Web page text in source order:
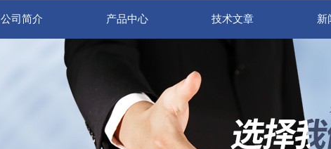
公司简介 产品中心 技术文章 新